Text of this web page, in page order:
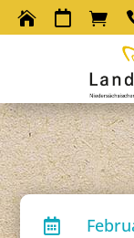
  
